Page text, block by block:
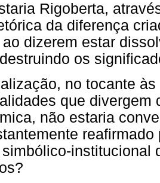
Rigoberta,
da diferença
dizerem estar
os
no tocante
que divergem
não estaria
institucional